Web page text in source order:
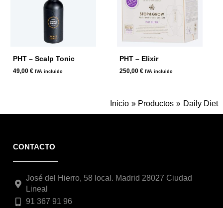
PHT – Scalp Tonic
49,00 € IVA incluido
PHT – Elixir
250,00 € IVA incluido
Inicio Productos Daily Diet
CONTACTO
José del Hierro, 58 local. Madrid 28027 Ciudad
Lineal
91 367 91 96